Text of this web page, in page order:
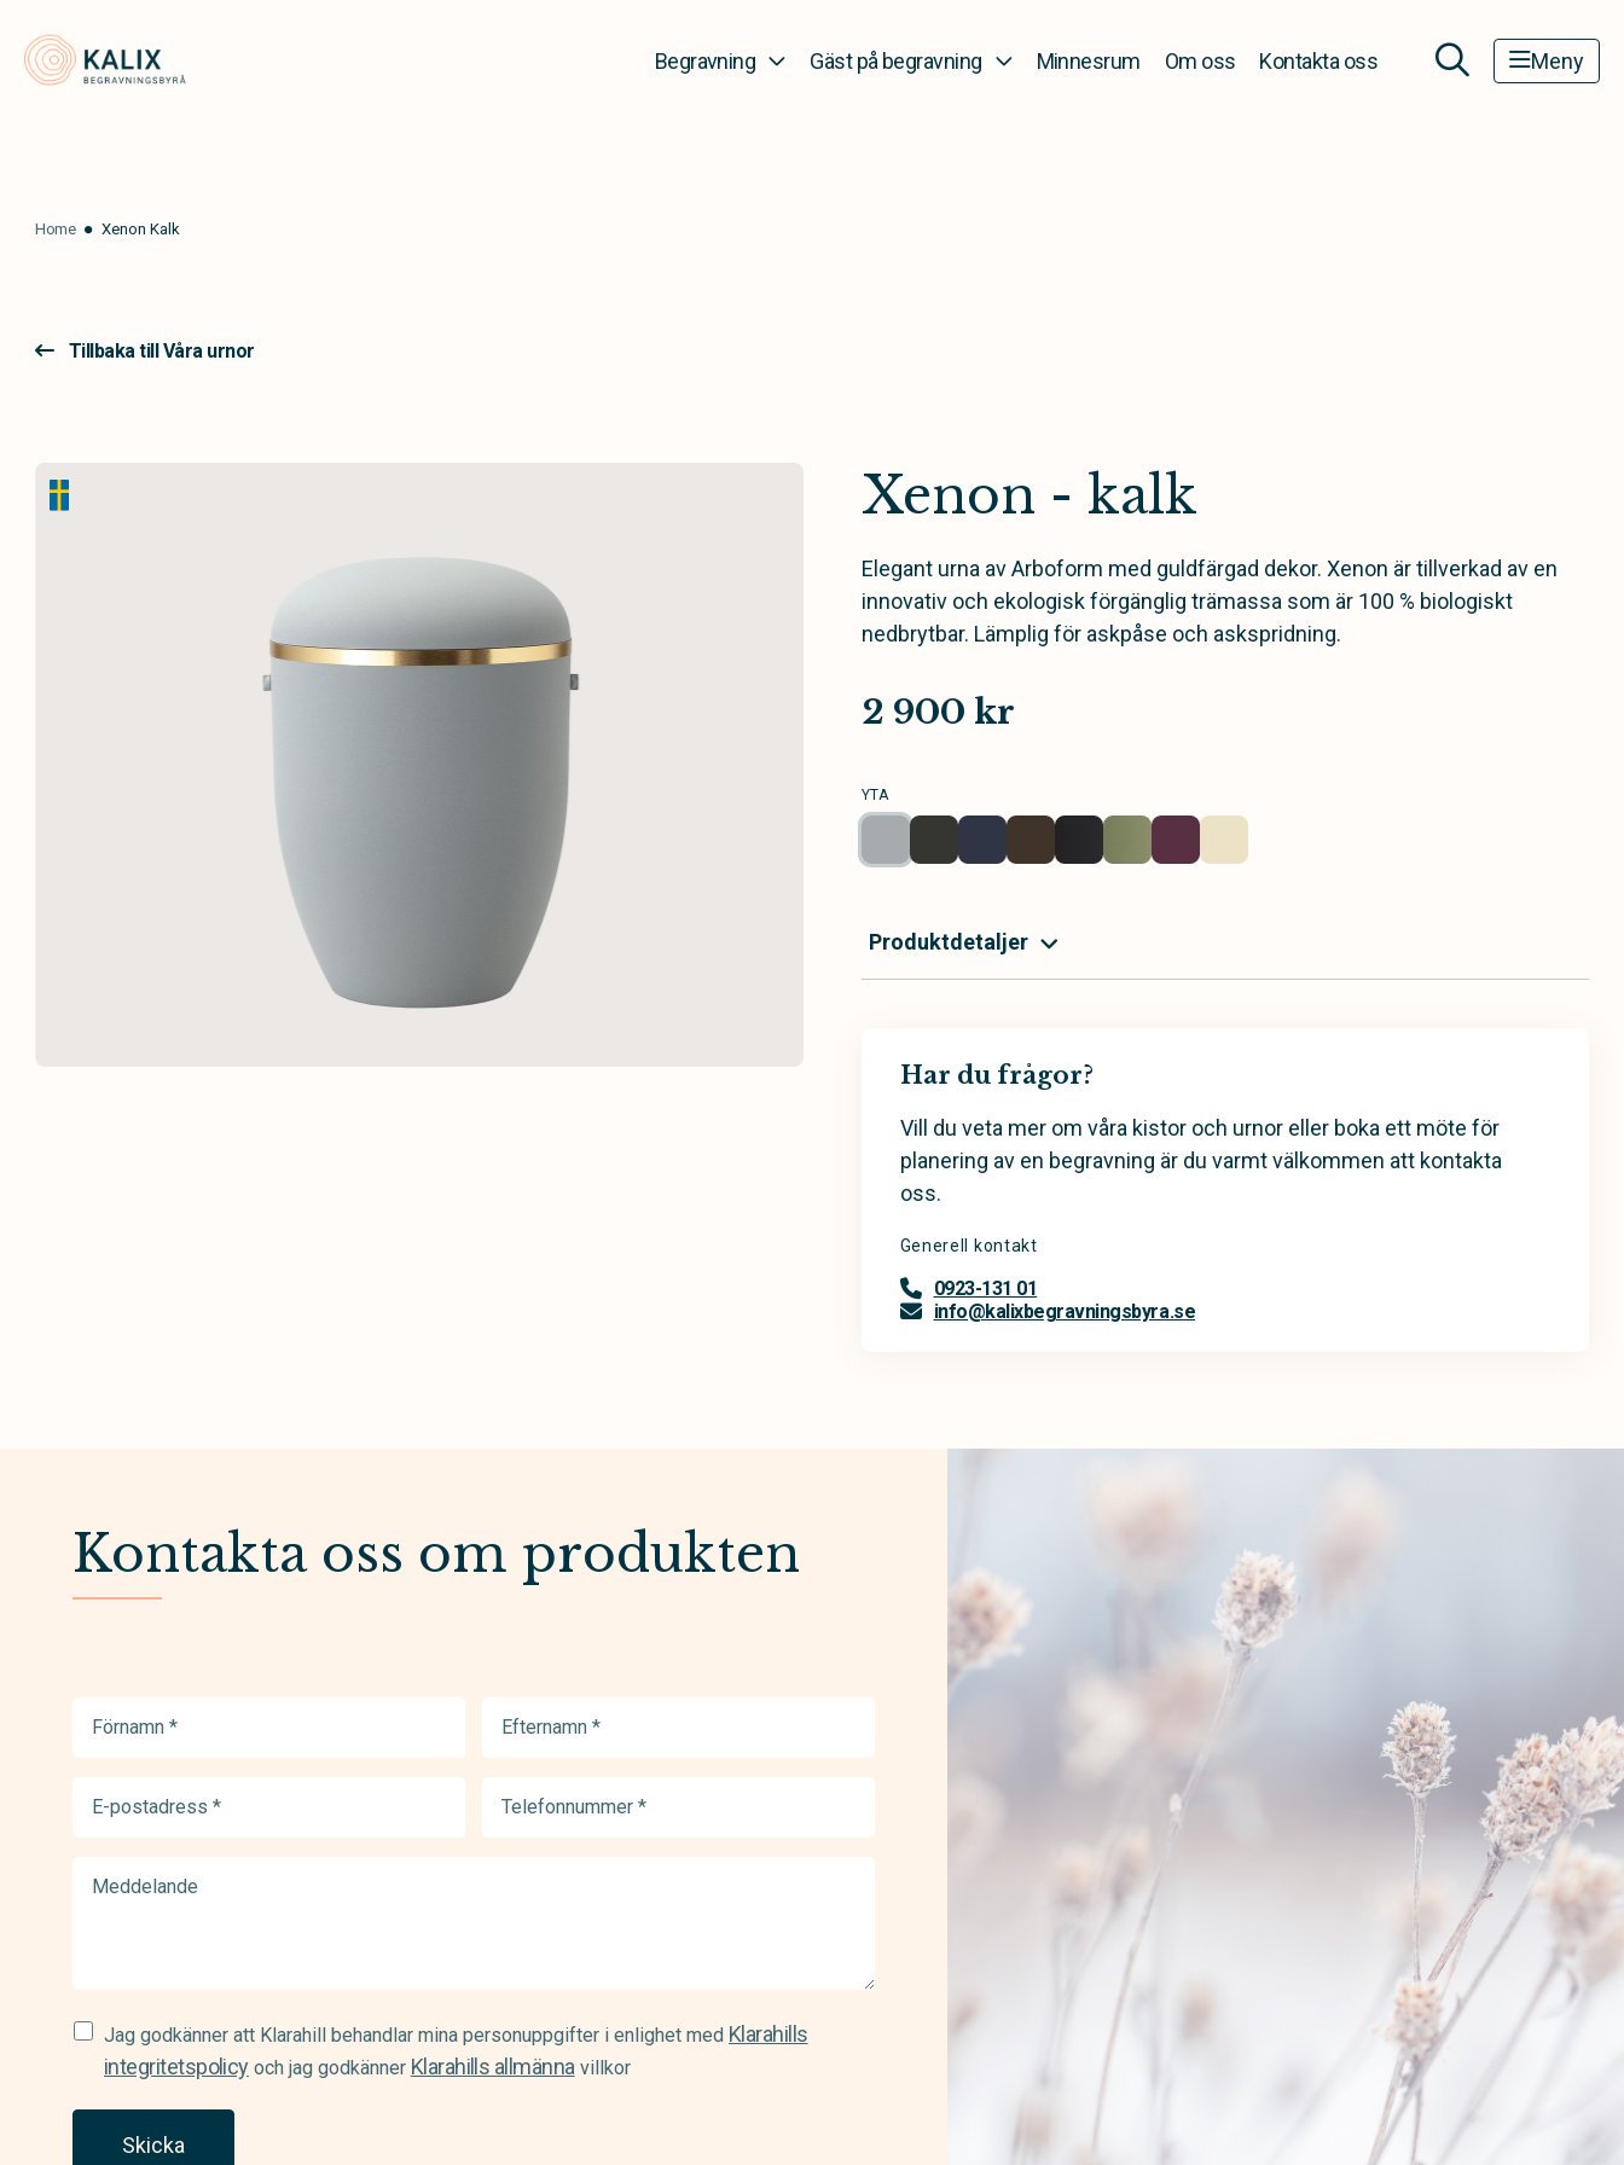
Begravning Gäst på begravning Minnesrum Om oss Kontakta oss Meny
Home Xenon Kalk
Tillbaka till Våra urnor
Xenon - kalk
Elegant urna av Arboform med guldfärgad dekor. Xenon är tillverkad av en
innovativ och ekologisk förgänglig trämassa som är 100 % biologiskt
nedbrytbar. Lämplig för askpåse och askspridning.
2 900 kr
YTA
Produktdetaljer
Har du frågor?
Vill du veta mer om våra kistor och urnor eller boka ett möte för
planering av en begravning är du varmt välkommen att kontakta
oss.
Generell kontakt
0923-131 01
info@kalixbegravningsbyra.se
Kontakta oss om produkten
postadress
Samtycke
(Required)
Jag godkänner att Klarahill behandlar mina personuppgifter i enlighet med Klarahills
integritetspolicyoch jag godkänner Klarahills allmännavillkor
Skicka